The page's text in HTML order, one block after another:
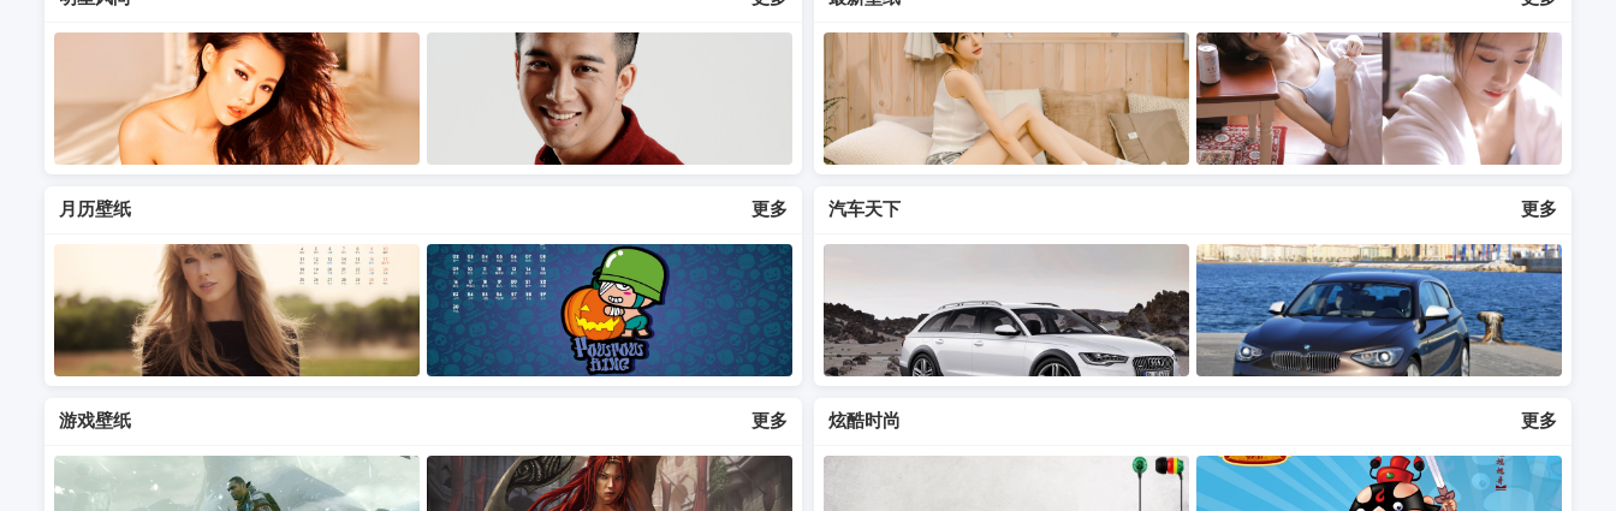
月历壁纸 更多 汽车天下 更多
游戏壁纸 更多 炫酷时尚 更多